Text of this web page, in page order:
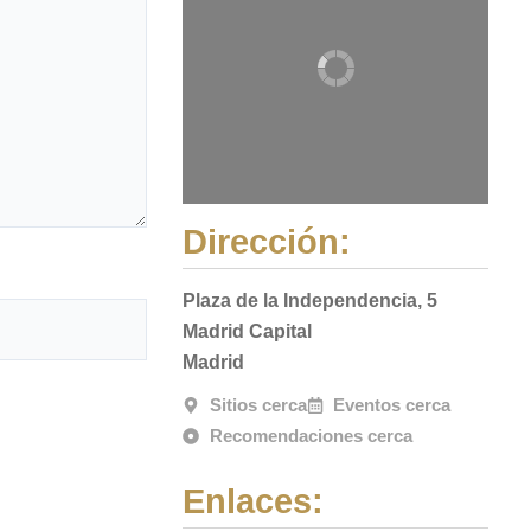
Dirección:
Plaza de la Independencia, 5
Madrid Capital
Madrid
Sitios cerca
Eventos cerca
Recomendaciones cerca
Enlaces: